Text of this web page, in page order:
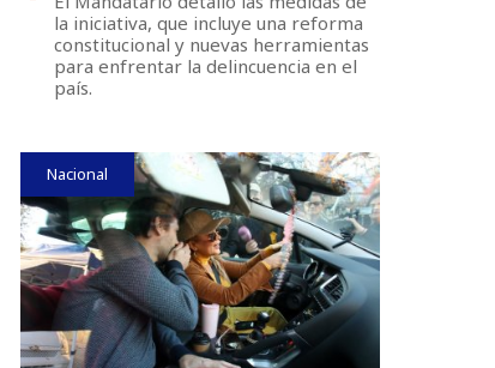
la iniciativa, que incluye una reforma
constitucional y nuevas herramientas
para enfrentar la delincuencia en el
país.
Nacional